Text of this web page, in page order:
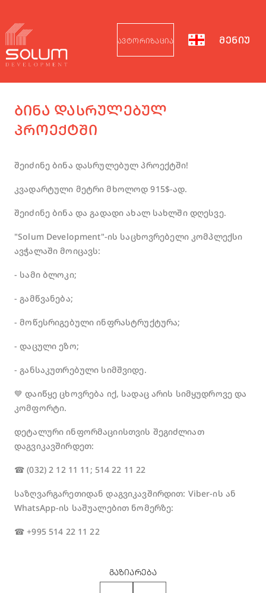
ᲐᲕᲢᲝᲠᲘᲖᲐᲪᲘᲐ ᲛᲔᲜᲘᲣ
ᲑᲘᲜᲐ ᲓᲐᲡᲠᲣᲚᲔᲑᲣᲚ
ᲞᲠᲝᲔᲥᲢᲨᲘ
შეიძინე ბინა დასრულებულ პროექტში!
კვადარტული მეტრი მხოლოდ 915$-ად.
შეიძინე ბინა და გადადი ახალ სახლში დღესვე.
"Solum Development"-ის საცხოვრებელი კომპლექსი
ავჭალაში მოიცავს:
- სამი ბლოკი;
- გამწვანება;
- მოწესრიგებული ინფრასტრუქტურა;
- დაცული ეზო;
- განსაკუთრებული სიმშვიდე.
💙 დაიწყე ცხოვრება იქ, სადაც არის სიმყუდროვე და
კომფორტი.
დეტალური ინფორმაციისთვის შეგიძლიათ
დაგვიკავშირდეთ:
☎ (032) 2 12 11 11; 514 22 11 22
საზღვარგარეთიდან დაგვიკავშირდით: Viber-ის ან
WhatsApp-ის საშუალებით ნომერზე:
☎ +995 514 22 11 22
ᲒᲐᲖᲘᲐᲠᲔᲑᲐ